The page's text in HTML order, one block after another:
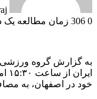
0
زمان مطالعه یک
به گزارش گروه ورزشی
خود در اصفهان، به